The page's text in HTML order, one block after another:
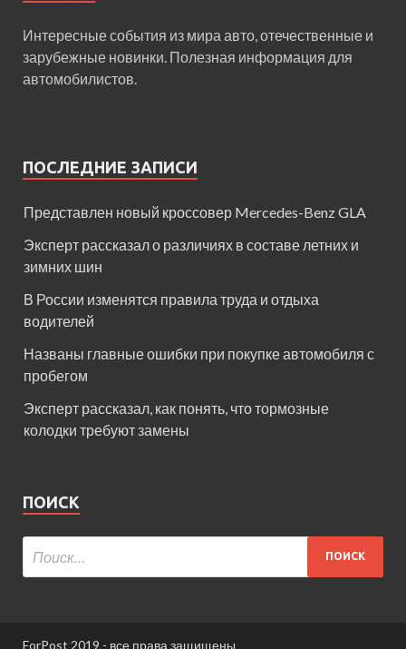
Интересные события из мира авто, отечественные и
зарубежные новинки. Полезная информация для
автомобилистов.
ПОСЛЕДНИЕ ЗАПИСИ
Представлен новый кроссовер Mercedes-Benz GLA
Эксперт рассказал о различиях в составе летних и
зимних шин
В России изменятся правила труда и отдыха
водителей
Названы главные ошибки при покупке автомобиля с
пробегом
Эксперт рассказал, как понять, что тормозные
колодки требуют замены
ПОИСК
ForPost 2019 - все права защищены